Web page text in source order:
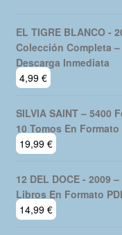
EL TIGRE BLANCO -
Colección Completa
Descarga Inmediata
4,99 €
SILVIA SAINT – 5400
10 Tomos En
19,99 €
12 DEL DOCE - 2009
Libros En Formato
14,99 €